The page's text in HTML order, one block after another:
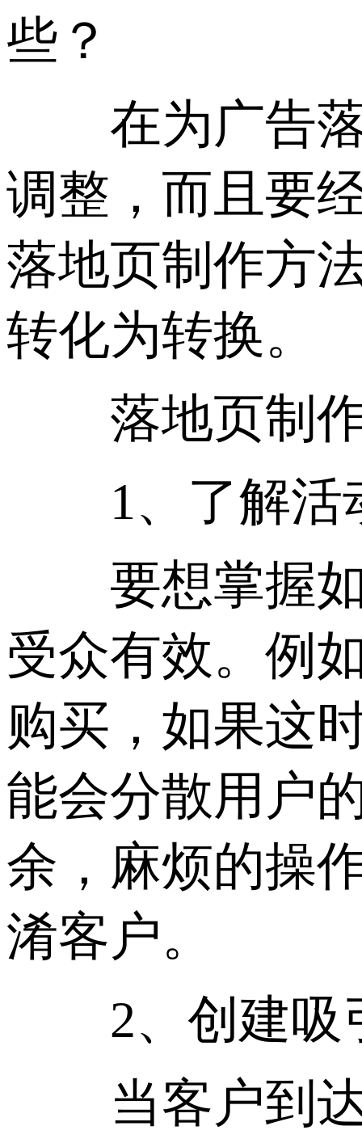
些？
在为广告落
调整，而且要
落地页制作方
转化为转换。
落地页制
1、了解活
要想掌握如
受众有效。例
购买，如果这
能会分散用户
余，麻烦的操
淆客户。
2、创建吸
当客户到达